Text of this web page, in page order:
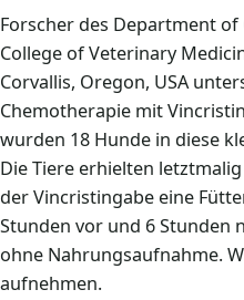
Forscher des Department of
College of Veterinary
Corvallis, Oregon, USA
Chemotherapie mit
wurden 18 Hunde in diese
Die Tiere erhielten
der Vincristingabe eine
Stunden vor und 6 Stunden
ohne Nahrungsaufnahme.
aufnehmen.